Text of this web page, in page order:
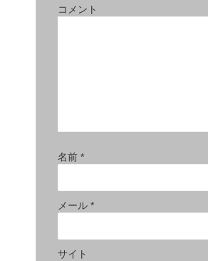
コメント
名前 *
メール *
サイト